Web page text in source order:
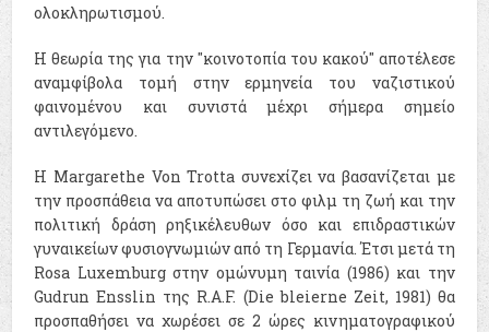
ολοκληρωτισμού.
Η θεωρία της για την "κοινοτοπία του κακού" αποτέλεσε
αναμφίβολα τομή στην ερμηνεία του ναζιστικού
φαινομένου και συνιστά μέχρι σήμερα σημείο
αντιλεγόμενο.
Η Margarethe Von Trotta συνεχίζει να βασανίζεται με
την προσπάθεια να αποτυπώσει στο φιλμ τη ζωή και την
πολιτική δράση ρηξικέλευθων όσο και επιδραστικών
γυναικείων φυσιογνωμιών από τη Γερμανία. Έτσι μετά τη
Rosa Luxemburg στην ομώνυμη ταινία (1986) και την
Gudrun Ensslin της R.A.F. (Die bleierne Zeit, 1981) θα
προσπαθήσει να χωρέσει σε 2 ώρες κινηματογραφικού